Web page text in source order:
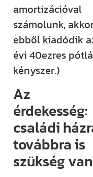
amortizációval
számolunk,
ebből kiadódik
évi 40ezres
kényszer.)
Az
érdekesség:
családi
továbbra is
szükség